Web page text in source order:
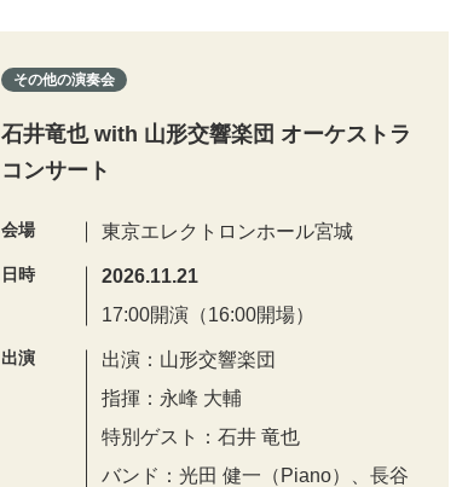
その他の演奏会
石井竜也 with 山形交響楽団 オーケストラ
コンサート
会場 東京エレクトロンホール宮城
日時
2026.11.21
17:00開演（16:00開場）
出演
出演：山形交響楽団
指揮：永峰 大輔
特別ゲスト：石井 竜也
バンド：光田 健一（Piano）、長谷